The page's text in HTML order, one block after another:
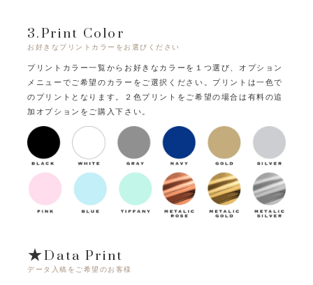
3.Print Color
お好きなプリントカラーをお選びください
プリントカラー一覧からお好きなカラーを１つ選び、オプション
メニューでご希望のカラーをご選択ください。 プリントは一色で
のプリントとなります。
２色プリントをご希望の場合は有料の追
加オプションをご購入下さい。
★Data Print
データ入稿をご希望のお客様